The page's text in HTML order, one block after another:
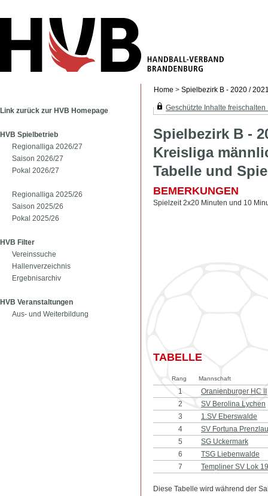
Home >Spielbezirk B - 2020 /
Link zurück zur HVB Homepage
HVB Spielbetrieb
Regionalliga 2026/27
Saison 2026/27
Pokal 2026/27
Regionalliga 2025/26
Saison 2025/26
Pokal 2025/26
HVB Filter
Vereinssuche
Hallenverzeichnis
Ergebnisarchiv
HVB Veranstaltungen
Aus- und Weiterbildung
Geschützte Inhalte freischalten
Spielbezirk B -
Kreisliga
Tabelle und
BEMERKUNGEN
Spielzeit 2x20 Minuten und 10
TABELLE
Rang Mannschaft
1
Oranienburger HC II
2
SV Berolina Lychen
3
1.SV Eberswalde
4
SV Fortuna Prenzlau
5
SG Uckermark
6
TSG Liebenwalde
7
Templiner SV Lok
Diese Tabelle wird während der